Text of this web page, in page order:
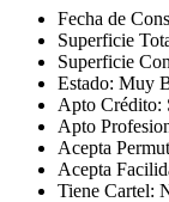
Fecha de
Superficie
Superficie
Estado: Muy
Apto Crédito:
Apto
Acepta
Acepta
Tiene Cartel: